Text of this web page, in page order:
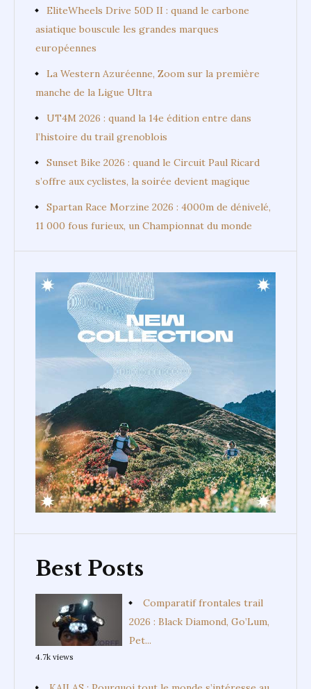
EliteWheels Drive 50D II : quand le carbone
asiatique bouscule les grandes marques
européennes
La Western Azuréenne, Zoom sur la première
manche de la Ligue Ultra
UT4M 2026 : quand la 14e édition entre dans
l’histoire du trail grenoblois
Sunset Bike 2026 : quand le Circuit Paul Ricard
s’offre aux cyclistes, la soirée devient magique
Spartan Race Morzine 2026 : 4000m de dénivelé,
11 000 fous furieux, un Championnat du monde
Best Posts
Comparatif frontales trail
2026 : Black Diamond, Go’Lum,
Pet...
4.7k views